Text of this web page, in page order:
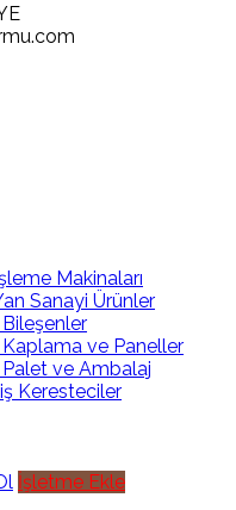
Makinaları
Sanayi Ürünler
ve Paneller
ve Ambalaj
Keresteciler
İşletme Ekle